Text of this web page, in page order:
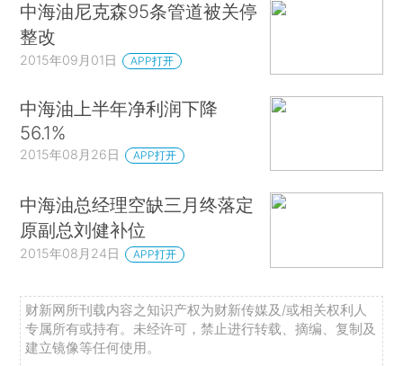
中海油尼克森95条管道被关停
整改
2015年09月01日 APP打开
中海油上半年净利润下降
56.1%
2015年08月26日 APP打开
中海油总经理空缺三月终落定
原副总刘健补位
2015年08月24日 APP打开
财新网所刊载内容之知识产权为财新传媒及/或相关权利人
专属所有或持有。未经许可，禁止进行转载、摘编、复制及
建立镜像等任何使用。